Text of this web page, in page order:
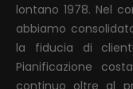
lontano 1978. Nel
abbiamo
la fiducia di
Pianificazione